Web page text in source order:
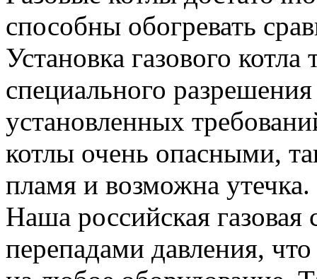
способны обогревать
Установка газового
специального
установленных
котлы очень опасными,
пламя и возможна утечка.
Наша российская
перепадами давления,